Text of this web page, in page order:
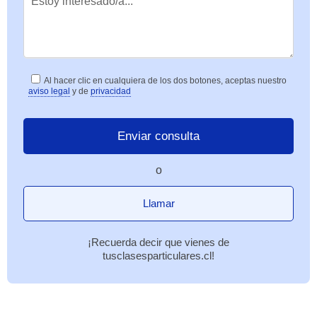
Al hacer clic en cualquiera de los dos botones, aceptas nuestro
aviso legal y de privacidad
o
Llamar
¡Recuerda decir que vienes de
tusclasesparticulares.cl!